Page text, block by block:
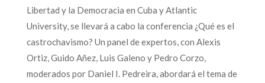
Libertad y la Democracia en Cuba y Atlantic
University, se llevará a cabo la conferencia ¿Qué es el
castrochavismo? Un panel de expertos, con Alexis
Ortiz, Guido Añez, Luis Galeno y Pedro Corzo,
moderados por Daniel I. Pedreira, abordará el tema de